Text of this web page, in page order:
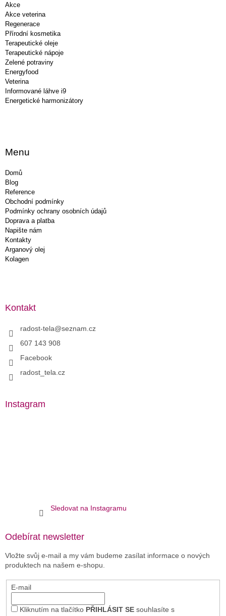
Akce
Akce veterina
Regenerace
Přírodní kosmetika
Terapeutické oleje
Terapeutické nápoje
Zelené potraviny
Energyfood
Veterina
Informované láhve i9
Energetické harmonizátory
Menu
Domů
Blog
Reference
Obchodní podmínky
Podmínky ochrany osobních údajů
Doprava a platba
Napište nám
Kontakty
Arganový olej
Kolagen
Kontakt
radost-tela@seznam.cz
607 143 908
Facebook
radost_tela.cz
Instagram
Sledovat na Instagramu
Odebírat newsletter
Vložte svůj e-mail a my vám budeme zasílat informace o nových
produktech na našem e-shopu.
E-mail
Kliknutím na tlačítko PŘIHLÁSIT SEsouhlasíte s